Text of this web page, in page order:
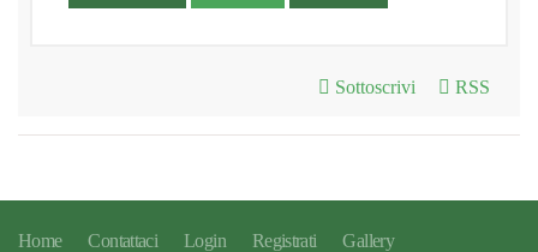
Sottoscrivi RSS
Home Contattaci Login Registrati Gallery